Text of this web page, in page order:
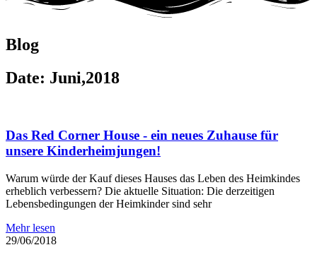
Blog
Date: Juni,2018
Das Red Corner House - ein neues Zuhause für
unsere Kinderheimjungen!
Warum würde der Kauf dieses Hauses das Leben des Heimkindes
erheblich verbessern? Die aktuelle Situation: Die derzeitigen
Lebensbedingungen der Heimkinder sind sehr
Mehr lesen
29/06/2018